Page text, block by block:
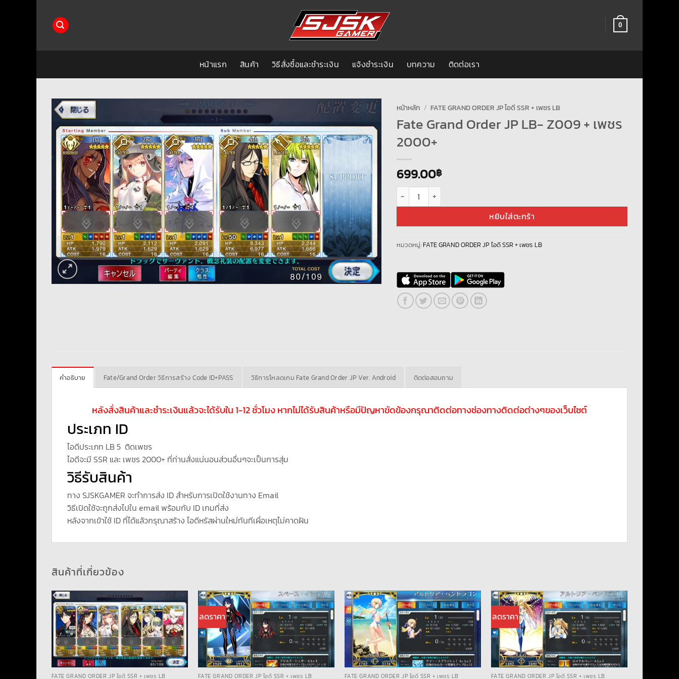
0
หน้าแรก สินค้า วิธีสั่งซื้อและชำระเงิน แจ้งชำระเงิน บทความ ติดต่อเรา
หน้าหลัก / FATE GRAND ORDER JP ไอดี SSR + เพชร LB
Fate Grand Order JP LB- Z009 + เพชร
2000+
699.00฿
จำนวน Fate Grand Order JP LB- Z009 + เพชร 2000+ ชิ้น
หยิบใส่ตะกร้า
หมวดหมู่: FATE GRAND ORDER JP ไอดี SSR + เพชร LB
คำอธิบาย Fate/Grand Order วิธีการสร้าง Code ID+PASS วิธีการโหลดเกม Fate Grand Order JP Ver. Android ติดต่อสอบถาม
หลังสั่งสินค้าและชำระเงินแล้วจะได้รับใน 1-12 ชั่วโมง หากไม่ได้รับสินค้าหรือมีปัญหาขัดข้องกรุณาติดต่อทางช่องทางติดต่อต่างๆของเว็บไซต์
ประเภท ID
ไอดีประเภท LB 5 ติดเพชร
ไอดีจะมี SSR และ เพชร 2000+ ที่ท่านสั่งแน่นอนส่วนอื่นๆจะเป็นการสุ่ม
วิธีรับสินค้า
ทาง SJSKGAMER จะทำการส่ง ID สำหรับการเปิดใช้งานทาง Email
วิธีเปิดใช้จะถูกส่งไปใน email พร้อมกับ ID เกมที่ส่ง
หลังจากเข้าใช้ ID ที่ได้แล้วกรุณาสร้าง ไอดีหรัสผ่านใหม่ทันทีเผื่อเหตุไม่คาดฝัน
สินค้าที่เกี่ยวข้อง
FATE GRAND ORDER JP ไอดี SSR + เพชร LB
ลดราคา
FATE GRAND ORDER JP ไอดี SSR + เพชร LB FATE GRAND ORDER JP ไอดี SSR + เพชร LB
ลดราคา
FATE GRAND ORDER JP ไอดี SSR + เพชร LB